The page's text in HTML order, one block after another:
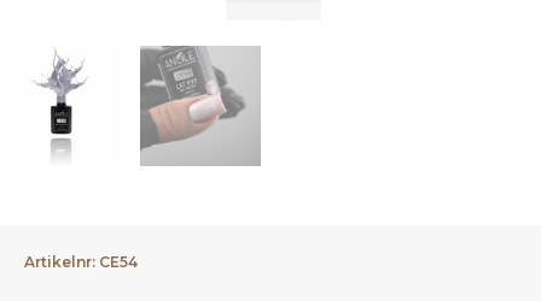
Artikelnr: CE54